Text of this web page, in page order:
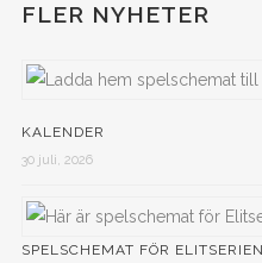
FLER NYHETER
KALENDER
30 juli, 2026
SPELSCHEMAT FÖR